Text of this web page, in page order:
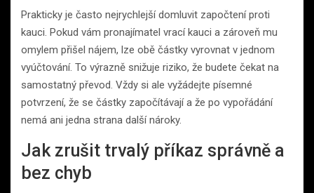
Prakticky je často nejrychlejší domluvit započtení proti
kauci. Pokud vám pronajímatel vrací kauci a zároveň mu
omylem přišel nájem, lze obě částky vyrovnat v jednom
vyúčtování. To výrazně snižuje riziko, že budete čekat na
samostatný převod. Vždy si ale vyžádejte písemné
potvrzení, že se částky započítávají a že po vypořádání
nemá ani jedna strana další nároky.
Jak zrušit trvalý příkaz správně a
bez chyb